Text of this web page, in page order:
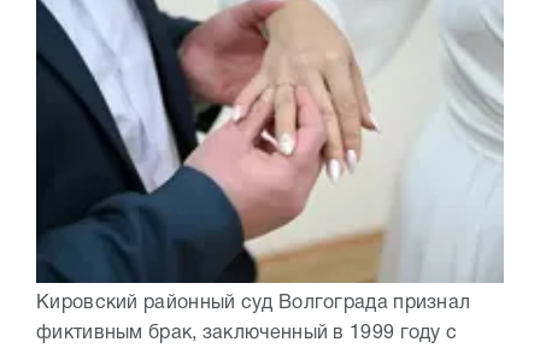
Кировский районный суд Волгограда признал
фиктивным брак, заключенный в 1999 году с